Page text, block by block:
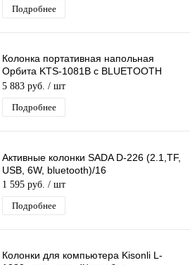
Подробнее
Колонка портативная напольная
Орбита KTS-1081B с BLUETOOTH
(TF, USB, FM) 25Вт
5 883 руб. / шт
Подробнее
Активные колонки SADA D-226 (2.1,TF,
USB, 6W, bluetooth)/16
1 595 руб. / шт
Подробнее
Колонки для компьютера Kisonli L-